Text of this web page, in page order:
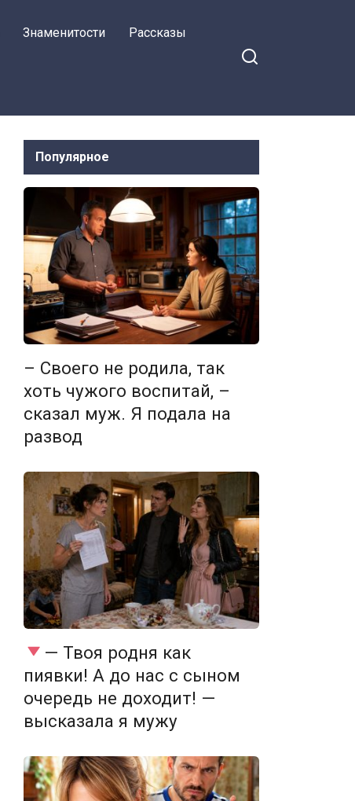
Знаменитости Рассказы
Популярное
– Своего не родила, так
хоть чужого воспитай, –
сказал муж. Я подала на
развод
— Твоя родня как
пиявки! А до нас с сыном
очередь не доходит! —
высказала я мужу
разбираемся в